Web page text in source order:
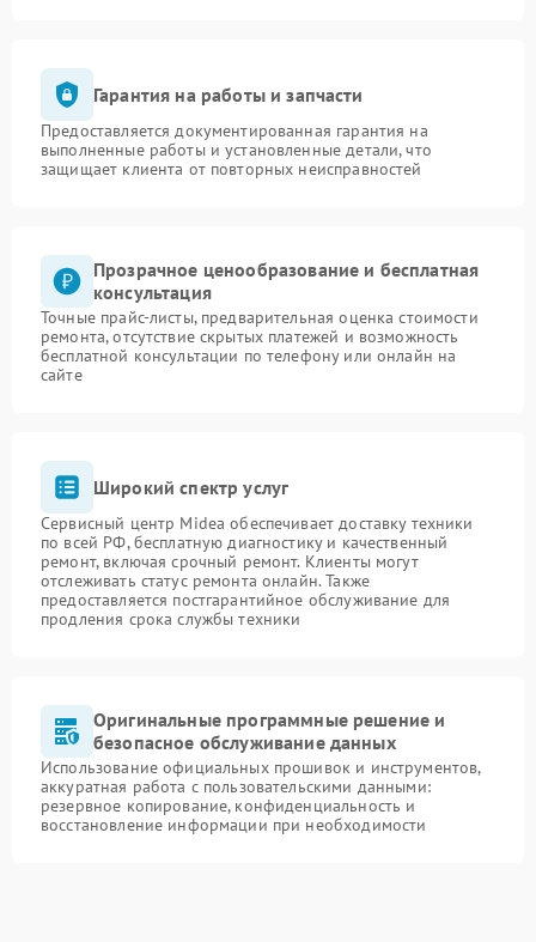
Гарантия на работы и запчасти
Предоставляется документированная гарантия на
выполненные работы и установленные детали, что
защищает клиента от повторных неисправностей
Прозрачное ценообразование и бесплатная
консультация
Точные прайс-листы, предварительная оценка стоимости
ремонта, отсутствие скрытых платежей и возможность
бесплатной консультации по телефону или онлайн на
сайте
Широкий спектр услуг
Сервисный центр Midea обеспечивает доставку техники
по всей РФ, бесплатную диагностику и качественный
ремонт, включая срочный ремонт. Клиенты могут
отслеживать статус ремонта онлайн. Также
предоставляется постгарантийное обслуживание для
продления срока службы техники
Оригинальные программные решение и
безопасное обслуживание данных
Использование официальных прошивок и инструментов,
аккуратная работа с пользовательскими данными:
резервное копирование, конфиденциальность и
восстановление информации при необходимости